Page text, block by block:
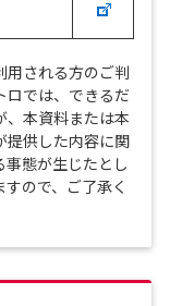
用される方のご判
ロでは、できるだ
、本資料または本
提供した内容に関
態が生じたとし
ので、ご了承く